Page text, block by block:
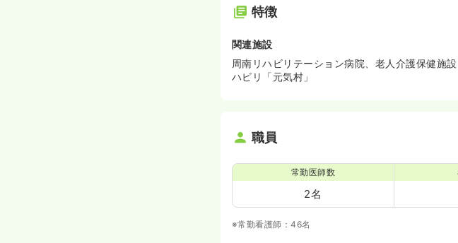
特徴
関連施設
周南リハビリテーション病院、老人介護保健施
ハビリ「元気村」
職員
常勤医師数
2名
※常勤看護師：46名